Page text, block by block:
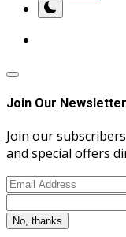
Join Our Newsletter
Join our
and special offers
No, thanks